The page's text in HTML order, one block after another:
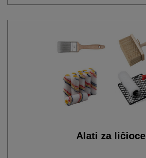
Alati za ličioce